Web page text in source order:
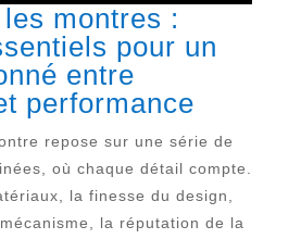
montres :
pour un
entre
performance
repose sur une série de
où chaque détail compte.
la finesse du design,
la réputation de la